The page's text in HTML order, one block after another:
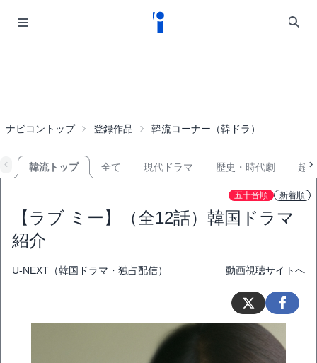
ナビコントップ 登録作品 韓流コーナー（韓ドラ）
韓流トップ 全て 現代ドラマ 歴史・時代劇 超
五十音順 新着順
【ラブ ミー】（全12話）韓国ドラマ
紹介
U-NEXT（韓国ドラマ・独占配信） 動画視聴サイトへ